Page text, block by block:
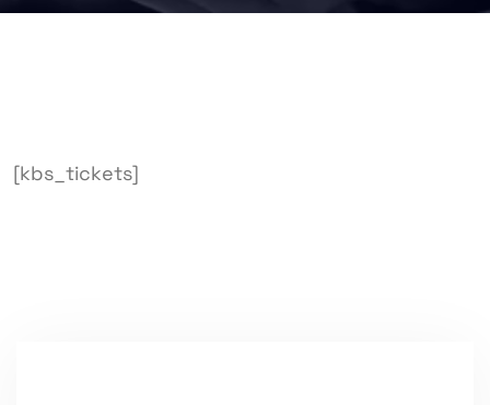
[kbs_tickets]